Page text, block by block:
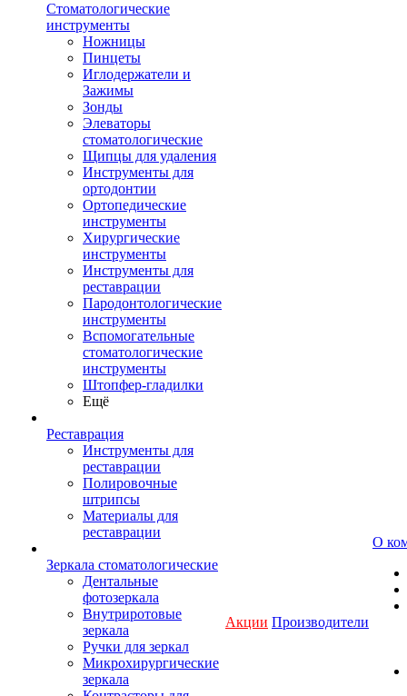
Стоматологические
инструменты
Ножницы
Пинцеты
Иглодержатели и
Зажимы
Зонды
Элеваторы
стоматологические
Щипцы для удаления
Инструменты для
ортодонтии
Ортопедические
инструменты
Хирургические
инструменты
Инструменты для
реставрации
Пародонтологические
инструменты
Вспомогательные
стоматологические
инструменты
Штопфер-гладилки
Ещё
Реставрация
Инструменты для
реставрации
Полировочные
штрипсы
Материалы для
реставрации
Зеркала стоматологические
Дентальные
фотозеркала
Внутриротовые
зеркала
Ручки для зеркал
Микрохирургические
зеркала
Акции Производители
О